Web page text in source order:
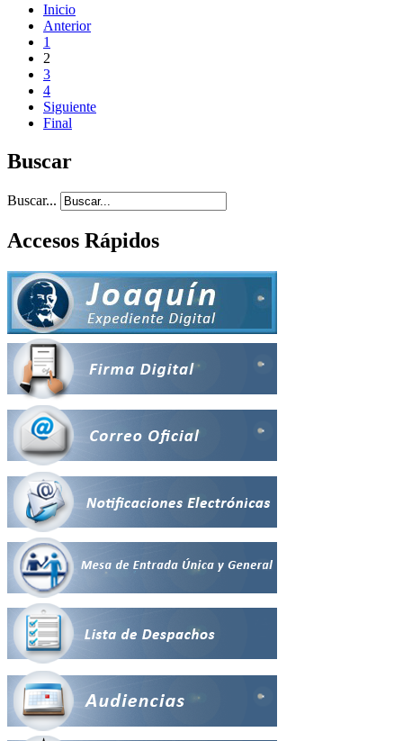
Inicio
Anterior
1
2
3
4
Siguiente
Final
Buscar
Buscar...
Accesos Rápidos